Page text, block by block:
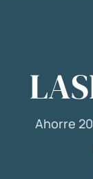
Ahorre 20